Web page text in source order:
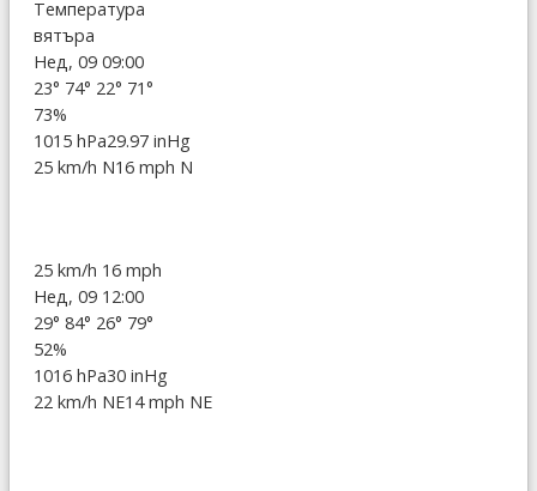
Температура
вятъра
Нед, 09 09:00
23° 74° 22° 71°
73%
1015 hPa29.97 inHg
25 km/h N16 mph N
25 km/h 16 mph
Нед, 09 12:00
29° 84° 26° 79°
52%
1016 hPa30 inHg
22 km/h NE14 mph NE